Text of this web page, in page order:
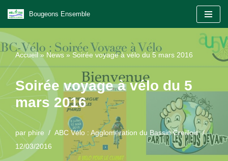
Aller
au
contenu
Bougeons Ensemble
Accueil» News » Soirée voyage à vélo du 5 mars 2016
Soirée voyage à vélo du 5
mars 2016
par phire
ABC Vélo : Agglomération du Bassin Creillois
12/03/2016